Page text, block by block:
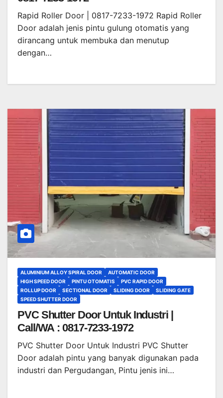
Rapid Roller Door | 0817-7233-1972 Rapid Roller
Door adalah jenis pintu gulung otomatis yang
dirancang untuk membuka dan menutup
dengan…
ALUMINIUM ALLOY SPIRAL DOOR
AUTOMATIC DOOR
HIGH SPEED DOOR
PINTU OTOMATIS
PVC RAPID DOOR
ROLLUP DOOR
SECTIONAL DOOR SLIDING DOOR
SLIDING GATE
SPEED SHUTTER DOOR
PVC Shutter Door Untuk Industri |
Call/WA : 0817-7233-1972
PVC Shutter Door Untuk Industri PVC Shutter
Door adalah pintu yang banyak digunakan pada
industri dan Pergudangan, Pintu jenis ini…